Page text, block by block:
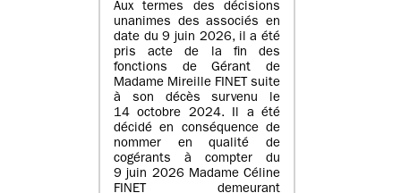
Aux termes des décisions
unanimes des associés en
date du 9 juin 2026, il a été
pris acte de la fin des
fonctions de Gérant de
Madame Mireille FINET suite
à son décès survenu le
14 octobre 2024. Il a été
décidé en conséquence de
nommer en qualité de
cogérants à compter du
9 juin 2026 Madame Céline
FINET demeurant